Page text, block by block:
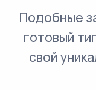
Подобные
готовый
свой